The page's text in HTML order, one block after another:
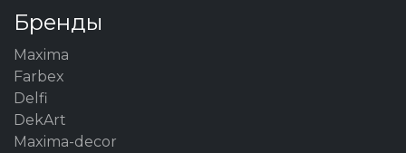
Бренды
Maxima
Farbex
Delfi
DekArt
Maxima-decor